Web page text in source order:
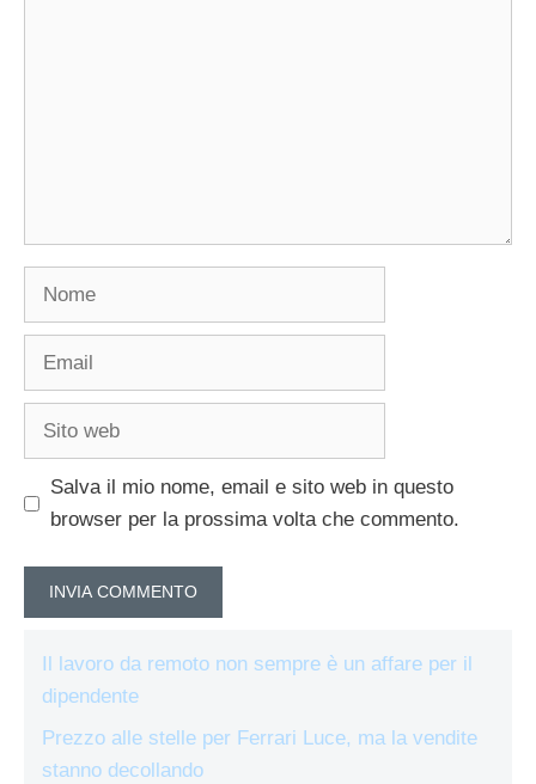
Nome
Email
Sito
Salva il mio nome, email e sito web in questo
browser per la prossima volta che commento.
Il lavoro da remoto non sempre è un affare per il
dipendente
Prezzo alle stelle per Ferrari Luce, ma la vendite
stanno decollando